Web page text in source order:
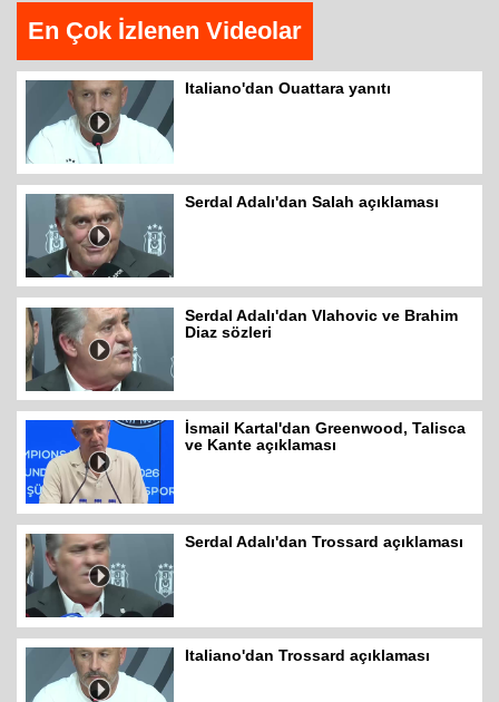
En Çok İzlenen Videolar
Italiano'dan Ouattara yanıtı
Serdal Adalı'dan Salah açıklaması
Serdal Adalı'dan Vlahovic ve Brahim
Diaz sözleri
İsmail Kartal'dan Greenwood, Talisca
ve Kante açıklaması
Serdal Adalı'dan Trossard açıklaması
Italiano'dan Trossard açıklaması